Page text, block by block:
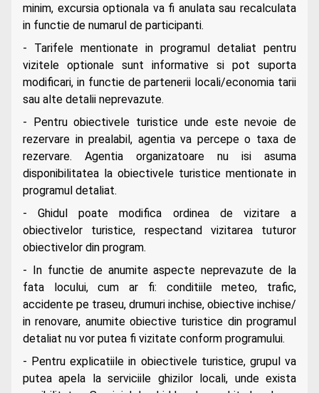
minim, excursia optionala va fi anulata sau recalculata
in functie de numarul de participanti.
- Tarifele mentionate in programul detaliat pentru
vizitele optionale sunt informative si pot suporta
modificari, in functie de partenerii locali/economia tarii
sau alte detalii neprevazute.
- Pentru obiectivele turistice unde este nevoie de
rezervare in prealabil, agentia va percepe o taxa de
rezervare. Agentia organizatoare nu isi asuma
disponibilitatea la obiectivele turistice mentionate in
programul detaliat.
- Ghidul poate modifica ordinea de vizitare a
obiectivelor turistice, respectand vizitarea tuturor
obiectivelor din program.
- In functie de anumite aspecte neprevazute de la
fata locului, cum ar fi: conditiile meteo, trafic,
accidente pe traseu, drumuri inchise, obiective inchise/
in renovare, anumite obiective turistice din programul
detaliat nu vor putea fi vizitate conform programului.
- Pentru explicatiile in obiectivele turistice, grupul va
putea apela la serviciile ghizilor locali, unde exista